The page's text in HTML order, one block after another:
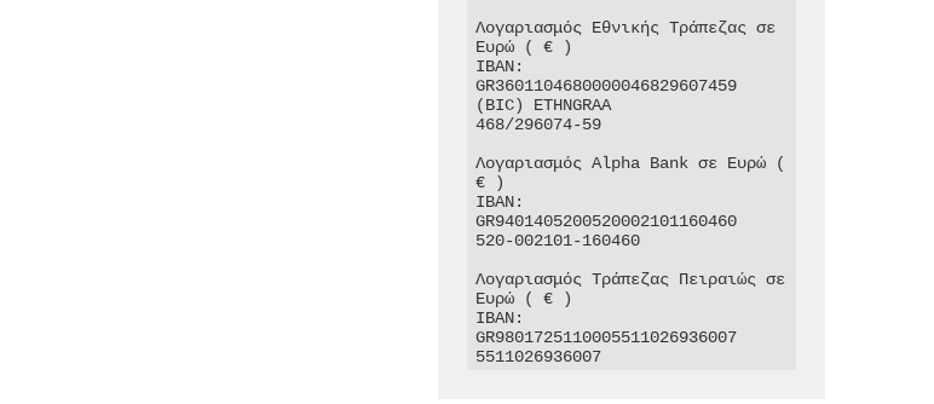
Λογαριασμός Εθνικής Τράπεζας σε
Ευρώ ( € )
IBAN:
GR3601104680000046829607459
(BIC) ETHNGRAA
468/296074-59
Λογαριασμός Alpha Bank σε Ευρώ (
€ )
IBAN:
GR9401405200520002101160460
520-002101-160460
Λογαριασμός Τράπεζας Πειραιώς σε
Ευρώ ( € )
IBAN:
GR9801725110005511026936007
5511026936007